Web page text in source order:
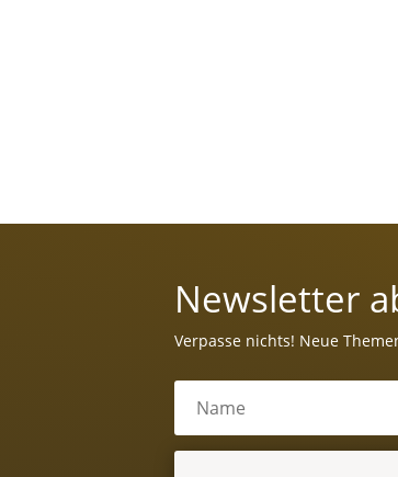
Newsletter
Verpasse nichts! Neue